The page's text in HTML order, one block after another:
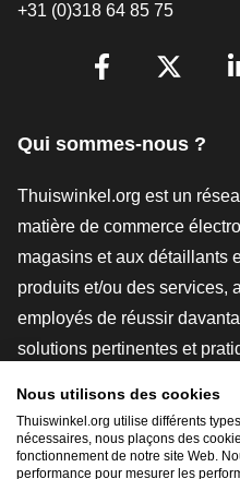
+31 (0)318 64 85 75
Qui sommes-nous ?
Thuiswinkel.org est un
matière de commerce
magasins et aux détaillants
produits et/ou des services,
employés de réussir
solutions pertinentes et
études de marché, et nous
plateforme d'enseignement,
Nous utilisons des cookies
Thuiswinkel.org utilise différents
nécessaires, nous plaçons des
fonctionnement de notre site Web.
performance pour mesurer les